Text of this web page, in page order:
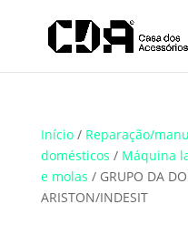
Translate
Início/ Reparação/
domésticos / Máquina
e molas / GRUPO DA
ARISTON/INDESIT